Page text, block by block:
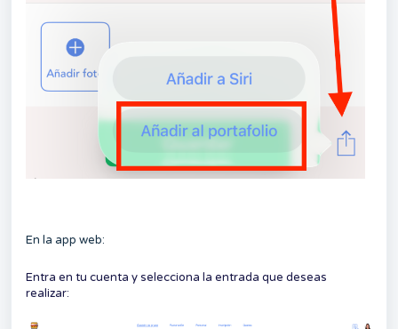
En la app web:
Entra en tu cuenta y selecciona la entrada que deseas
realizar: